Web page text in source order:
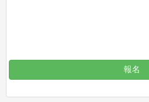
報名